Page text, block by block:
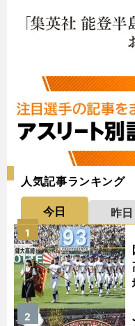
人気記事ランキング
今日 昨日
1
2